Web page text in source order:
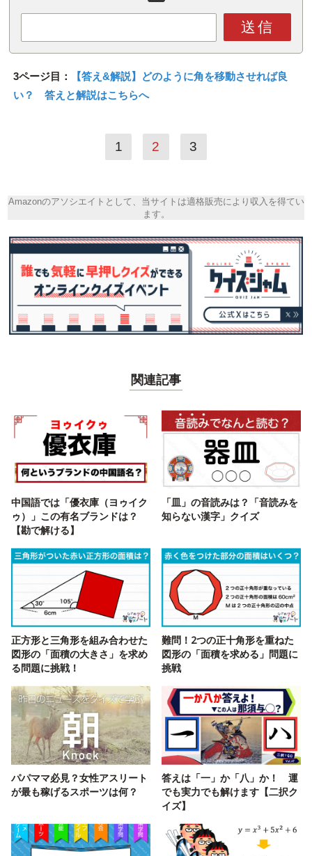
送信
3ページ目：
【答え&解説】どのように角を移動させれば良
い？ 答えと解説はこちらへ
1 2 3
Amazonのアソシエイトとして、当サイトは適格販売により収入を得てい
ます。
関連記事
中国語では「優衣庫（ヨゥイク
ゥ）」この有名ブランドは？
【勘で解ける】
「皿」の音読みは？「音読みを
知らない漢字」クイズ
正方形と三角形を組み合わせた
図形の「面積の大きさ」を求め
る問題に挑戦！
難問！2つの正十角形を重ねた
図形の「面積を求める」問題に
挑戦
パパママ必見？女性アスリート
が最も稼げるスポーツは何？
答えは「一」か「八」か！ 運
でも実力でも解けます【二択ク
イズ】